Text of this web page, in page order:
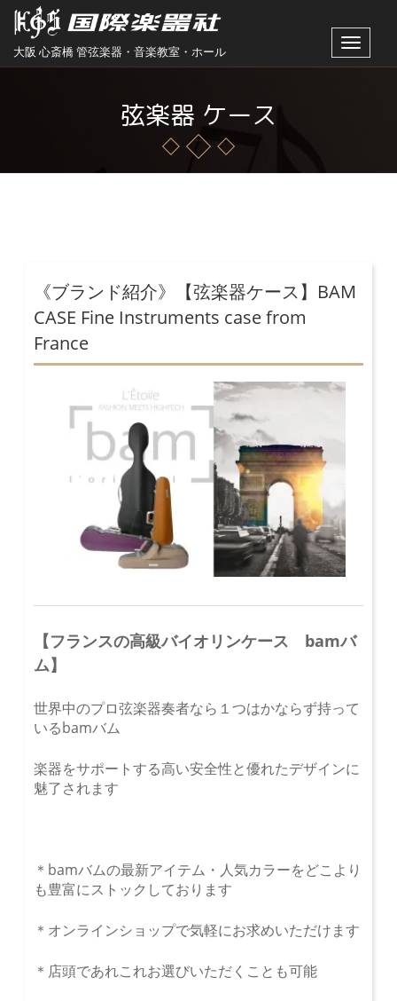
大阪 心斎橋 管弦楽器・音楽教室・ホール
Toggle
弦楽器 ケース
《ブランド紹介》【弦楽器ケース】BAM
CASE Fine Instruments case from
France
【フランスの高級バイオリンケース bamバ
ム】
世界中のプロ弦楽器奏者なら１つはかならず持って
いるbamバム
楽器をサポートする高い安全性と優れたデザインに
魅了されます
＊bamバムの最新アイテム・人気カラーをどこより
も豊富にストックしております
＊オンラインショップで気軽にお求めいただけます
＊店頭であれこれお選びいただくことも可能